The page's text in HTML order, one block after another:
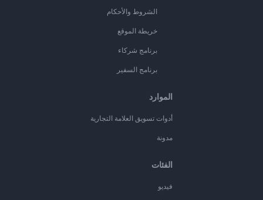
الشروط والأحكام
خريطة الموقع
برنامج شركاء
برنامج السفير
الموارد
أدوات تسويق العلامة التجارية
مدونة
الفئات
فيديو